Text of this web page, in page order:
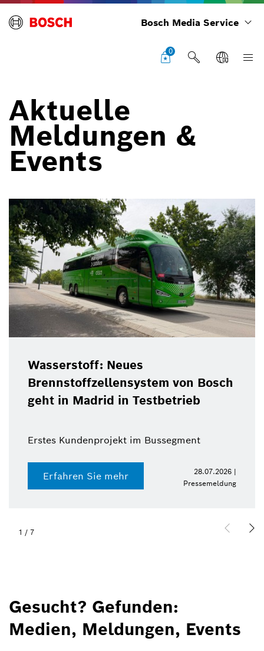
Bosch Media Service
0
Aktuelle
Meldungen &
Events
Wasserstoff: Neues
Brennstoffzellensystem von Bosch
geht in Madrid in Testbetrieb
Erstes Kundenprojekt im Bussegment
Erfahren Sie mehr
28.07.2026 |
Pressemeldung
1 / 7
Gesucht? Gefunden:
Medien, Meldungen, Events